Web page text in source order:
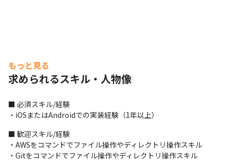
もっと見る
求められるスキル・人物像
■ 必須スキル/経験
・iOSまたはAndroidでの実装経験（1年以上）
■ 歓迎スキル/経験
・AWSをコマンドでファイル操作やディレクトリ操作スキル
・Gitをコマンドでファイル操作やディレクトリ操作スキル